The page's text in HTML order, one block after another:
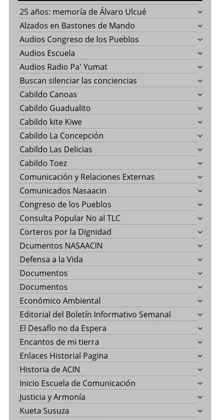
25 años: memoría de Álvaro Ulcué
Alzados en Bastones de Mando
Audios Congreso de los Pueblos
Audios Escuela
Audios Radio Pa' Yumat
Buscan silenciar las conciencias
Cabildo Canoas
Cabildo Guadualito
Cabildo kite Kiwe
Cabildo La Concepción
Cabildo Las Delicias
Cabildo Toez
Comunicación y Relaciones Externas
Comunicados Nasaacin
Congreso de los Pueblos
Consulta Popular No al TLC
Corteros por la Dignidad
Dcumentos NASAACIN
Defensa a la Vida
Documentos
Documentos
Económico Ambiental
Editorial del Boletín Informativo Semanal
El Desafío no da Espera
Encantos de mi tierra
Enlaces Historial Pagina
Historia de ACIN
Inicio Escuela de Comunicación
Justicia y Armonía
Kueta Susuza